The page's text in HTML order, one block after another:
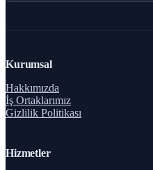
Kurumsal
Hakkımızda
İş Ortaklarımız
Gizlilik Politikası
Hizmetler